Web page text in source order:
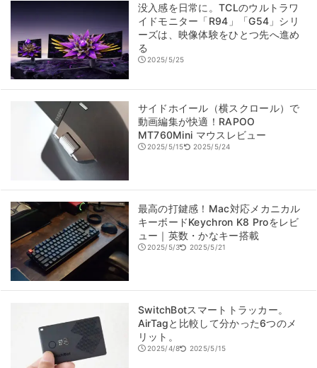
没入感を日常に。TCLのウルトラワ
イドモニター「R94」「G54」シリ
ーズは、映像体験をひとつ先へ進め
る
2025/5/25
サイドホイール（横スクロール）で
動画編集が快適！RAPOO
MT760Mini マウスレビュー
2025/5/15 2025/5/24
最高の打鍵感！Mac対応メカニカル
キーボードKeychron K8 Proをレビ
ュー｜英数・かなキー搭載
2025/5/3 2025/5/21
SwitchBotスマートトラッカー。
AirTagと比較して分かった6つのメ
リット。
2025/4/8 2025/5/15